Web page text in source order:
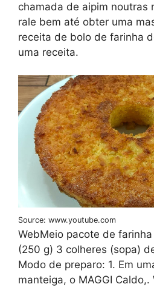
chamada de aipim noutras
rale bem até obter uma
receita de bolo de farinha
uma receita.
Source: www.youtube.com
WebMeio pacote de
(250 g) 3 colheres (sopa)
Modo de preparo: 1. Em
manteiga, o MAGGI Caldo,.